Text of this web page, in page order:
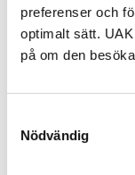
preferenser och
optimalt sätt.
på om den
Nödvändig
Beställarna kom ur
tillfällen hade
Stockholm vid 1770-
Petersburg där